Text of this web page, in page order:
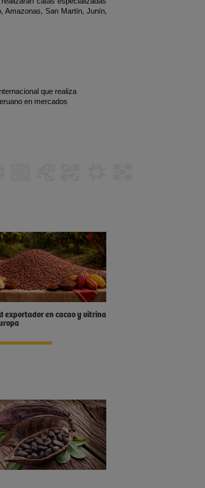
Amazonas, San Martín, Junín,
que realiza
en mercados
exportador en cacao y vitrina